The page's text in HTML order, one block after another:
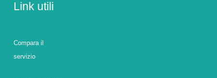
Link utili
Compara il
servizio